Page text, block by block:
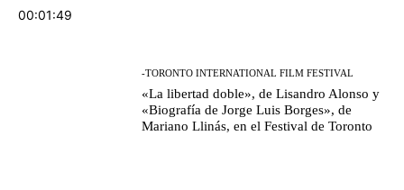
00:01:49
-TORONTO INTERNATIONAL FILM FESTIVAL
«La libertad doble», de Lisandro Alonso y
«Biografía de Jorge Luis Borges», de
Mariano Llinás, en el Festival de Toronto